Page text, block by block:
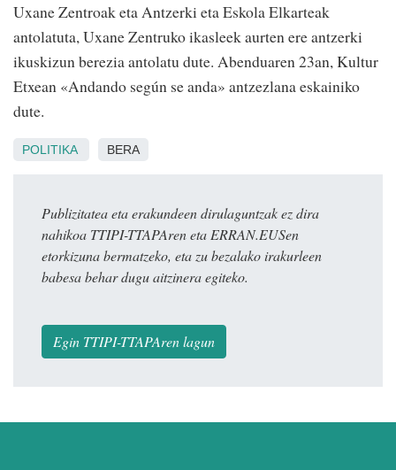
Uxane Zentroak eta Antzerki eta Eskola Elkarteak
antolatuta, Uxane Zentruko ikasleek aurten ere antzerki
ikuskizun berezia antolatu dute. Abenduaren 23an, Kultur
Etxean «Andando según se anda» antzezlana eskainiko
dute.
POLITIKA BERA
Publizitatea eta erakundeen dirulaguntzak ez dira
nahikoa TTIPI-TTAPAren eta ERRAN.EUSen
etorkizuna bermatzeko, eta zu bezalako irakurleen
babesa behar dugu aitzinera egiteko.
Egin TTIPI-TTAPAren lagun